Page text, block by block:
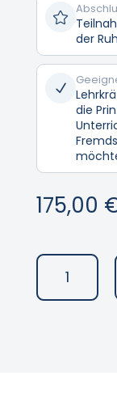

der
N
die
175,00
Language
matters!